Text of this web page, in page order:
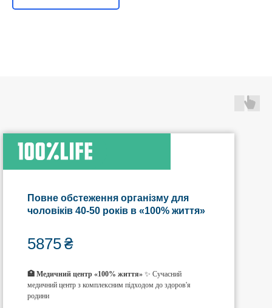
Повне обстеження організму для
чоловіків 40-50 років в «100% життя»
5875₴
🏥 Медичний центр «100% життя» ✨ Сучасний
медичний центр з комплексним підходом до здоров'я
родини